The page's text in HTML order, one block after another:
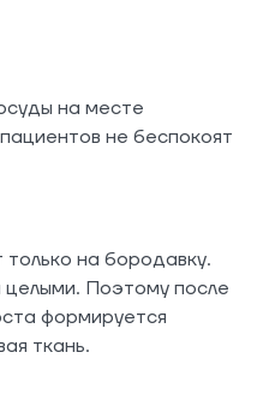
на месте
не беспокоят
на бородавку.
Поэтому после
формируется
ткань.